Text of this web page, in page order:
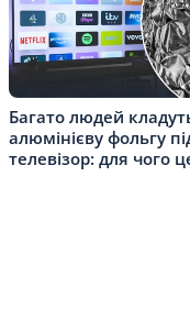
Багато людей
алюмінієву фольгу
телевізор: для чого